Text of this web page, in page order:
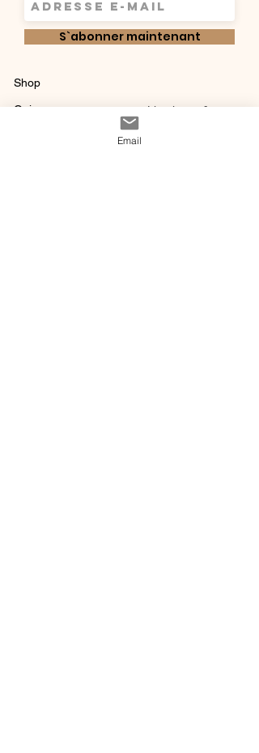
S`abonner maintenant
Shop
Qui sommes-
instagram
Livraisons & retours
Email